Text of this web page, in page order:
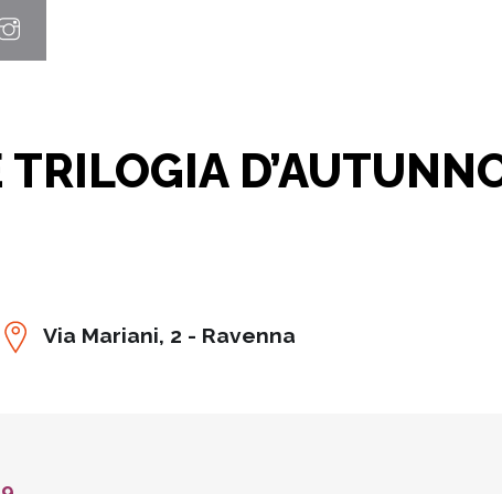
Via Mariani, 2 - Ravenna